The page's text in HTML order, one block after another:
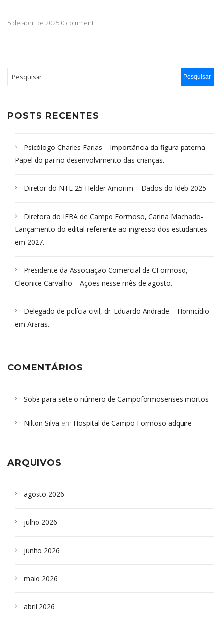
5 de abril de 2025 0 comment
POSTS RECENTES
Psicólogo Charles Farias – Importância da figura paterna
Papel do pai no desenvolvimento das crianças.
Diretor do NTE-25 Helder Amorim – Dados do Ideb 2025
Diretora do IFBA de Campo Formoso, Carina Machado-
Lançamento do edital referente ao ingresso dos estudantes
em 2027.
Presidente da Associação Comercial de CFormoso,
Cleonice Carvalho – Ações nesse mês de agosto.
Delegado de polícia civil, dr. Eduardo Andrade – Homicídio
em Araras.
COMENTÁRIOS
Sobe para sete o número de Campoformosenses mortos
Campoformosenses que morreram em desabamentos são
Nilton Silva em Hospital de Campo Formoso adquire
ARQUIVOS
agosto 2026
julho 2026
junho 2026
maio 2026
abril 2026